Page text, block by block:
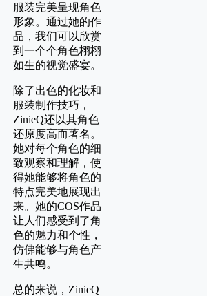
服装完美呈现角色
形象。通过她的作
品，我们可以欣赏
到一个个角色栩栩
如生的视觉盛宴。
除了出色的化妆和
服装制作技巧，
ZinieQ还以其角色
还原度高而著名。
她对每个角色的细
致观察和理解，使
得她能够将角色的
特点完美地展现出
来。她的COS作品
让人们感受到了角
色的魅力和个性，
仿佛能够与角色产
生共鸣。
总的来说，ZinieQ